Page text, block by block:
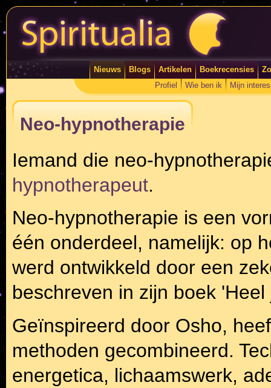
Nieuws Blogs Artikelen Boekrecensies
Profiel
Wie ben ik Mijn
Neo-hypnotherapie
Iemand die neo-
hypnotherapeut.
Neo-hypnotherapie is een
één onderdeel, namelijk: op
werd ontwikkeld door een
beschreven in zijn boek 'Heel
Geïnspireerd door Osho,
methoden gecombineerd.
energetica, lichaamswerk,